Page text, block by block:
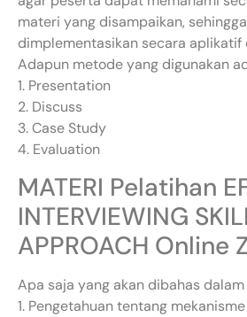
materi yang disampaikan,
dimplementasikan secara aplikatif
Adapun metode yang digunakan
1. Presentation
2. Discuss
3. Case Study
4. Evaluation
MATERI Pelatihan
INTERVIEWING
APPROACH Online
Apa saja yang akan dibahas
1. Pengetahuan tentang